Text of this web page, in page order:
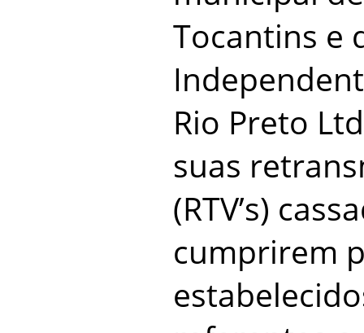
Tocantins e
Rio Preto
suas
(RTV’s)
cumprirem